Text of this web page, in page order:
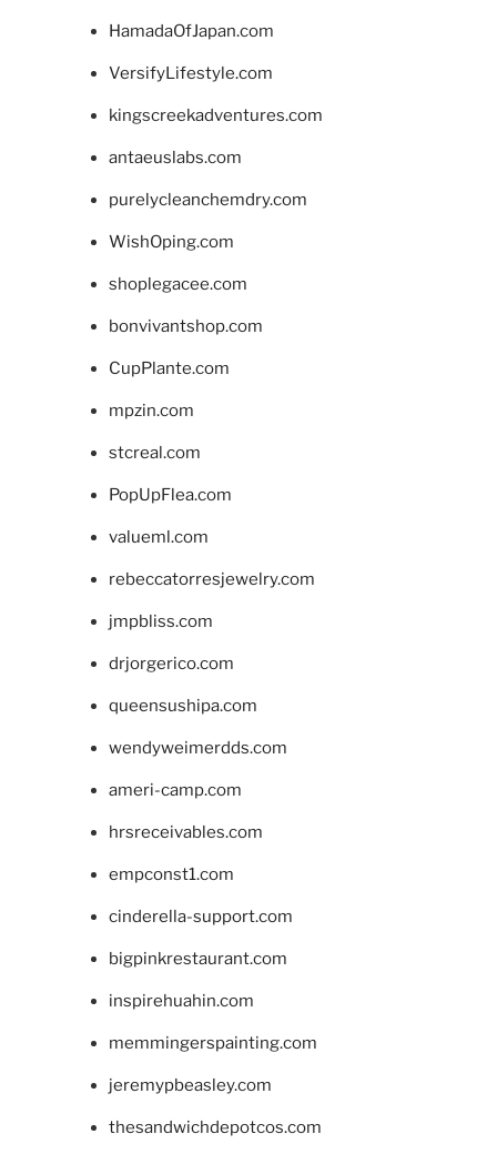
HamadaOfJapan.com
VersifyLifestyle.com
kingscreekadventures.com
antaeuslabs.com
purelycleanchemdry.com
WishOping.com
shoplegacee.com
bonvivantshop.com
CupPlante.com
mpzin.com
stcreal.com
PopUpFlea.com
valueml.com
rebeccatorresjewelry.com
jmpbliss.com
drjorgerico.com
queensushipa.com
wendyweimerdds.com
ameri-camp.com
hrsreceivables.com
empconst1.com
cinderella-support.com
bigpinkrestaurant.com
inspirehuahin.com
memmingerspainting.com
jeremypbeasley.com
thesandwichdepotcos.com